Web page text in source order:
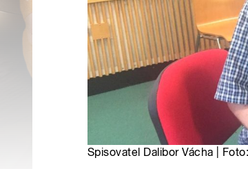
Spisovatel Dalibor Vácha | Foto: